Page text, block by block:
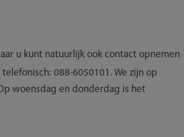
u kunt natuurlijk ook contact opnemen
telefonisch: 088-6050101. We zijn op
woensdag en donderdag is het